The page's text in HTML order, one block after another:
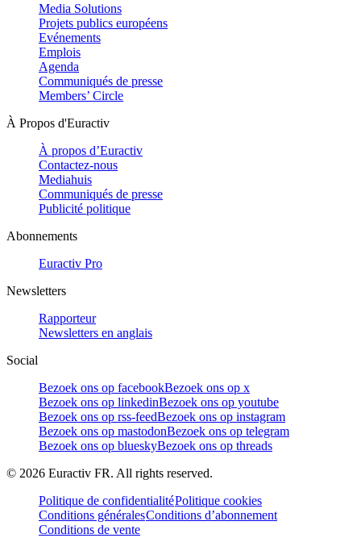
Media Solutions
Projets publics européens
Evénements
Emplois
Agenda
Communiqués de presse
Members’ Circle
À Propos d'Euractiv
À propos d’Euractiv
Contactez-nous
Mediahuis
Communiqués de presse
Publicité politique
Abonnements
Euractiv Pro
Newsletters
Rapporteur
Newsletters en anglais
Social
Bezoek ons op facebookBezoek ons op x
Bezoek ons op linkedinBezoek ons op youtube
Bezoek ons op rss-feedBezoek ons op instagram
Bezoek ons op mastodonBezoek ons op telegram
Bezoek ons op blueskyBezoek ons op threads
© 2026 Euractiv FR. All rights reserved.
Politique de confidentialitéPolitique cookies
Conditions généralesConditions d’abonnement
Conditions de vente